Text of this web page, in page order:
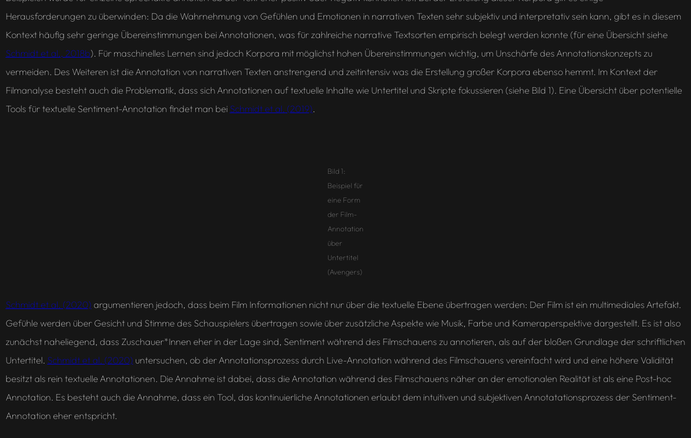
Herausforderungen zu überwinden: Da die Wahrnehmung von Gefühlen und Emotionen in narrativen Texten sehr subjektiv und interpretativ sein kann, gibt es in diesem
Kontext häufig sehr geringe Übereinstimmungen bei Annotationen, was für zahlreiche narrative Textsorten empirisch belegt werden konnte (für eine Übersicht siehe
Schmidt et al., 2018b). Für maschinelles Lernen sind jedoch Korpora mit möglichst hohen Übereinstimmungen wichtig, um Unschärfe des Annotationskonzepts zu
vermeiden. Des Weiteren ist die Annotation von narrativen Texten anstrengend und zeitintensiv was die Erstellung großer Korpora ebenso hemmt. Im Kontext der
Filmanalyse besteht auch die Problematik, dass sich Annotationen auf textuelle Inhalte wie Untertitel und Skripte fokussieren (siehe Bild 1). Eine Übersicht über potentielle
Tools für textuelle Sentiment-Annotation findet man bei Schmidt et al. (2019).
Bild 1:
Beispiel für
eine Form
der Film-
Annotation
über
Untertitel
(Avengers)
Schmidt et al. (2020) argumentieren jedoch, dass beim Film Informationen nicht nur über die textuelle Ebene übertragen werden: Der Film ist ein multimediales Artefakt.
Gefühle werden über Gesicht und Stimme des Schauspielers übertragen sowie über zusätzliche Aspekte wie Musik, Farbe und Kameraperspektive dargestellt. Es ist also
zunächst naheliegend, dass Zuschauer*Innen eher in der Lage sind, Sentiment während des Filmschauens zu annotieren, als auf der bloßen Grundlage der schriftlichen
Untertitel. Schmidt et al. (2020) untersuchen, ob der Annotationsprozess durch Live-Annotation während des Filmschauens vereinfacht wird und eine höhere Validität
besitzt als rein textuelle Annotationen. Die Annahme ist dabei, dass die Annotation während des Filmschauens näher an der emotionalen Realität ist als eine Post-hoc
Annotation. Es besteht auch die Annahme, dass ein Tool, das kontinuierliche Annotationen erlaubt dem intuitiven und subjektiven Annotatationsprozess der Sentiment-
Annotation eher entspricht.